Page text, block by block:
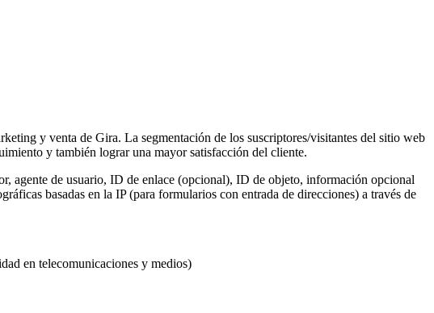
y venta de Gira. La segmentación de los suscriptores/visitantes del sitio web
y también lograr una mayor satisfacción del cliente.
agente de usuario, ID de enlace (opcional), ID de objeto, información opcional
basadas en la IP (para formularios con entrada de direcciones) a través de
en telecomunicaciones y medios)